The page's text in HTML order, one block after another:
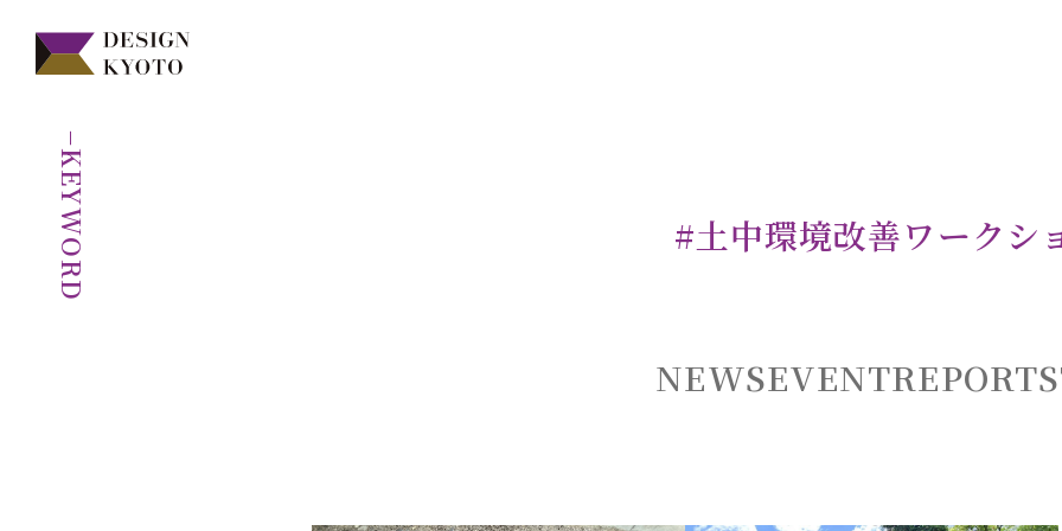
−KEYWORD #土中環境改善ワークシ
NEWSEVENTREPORT